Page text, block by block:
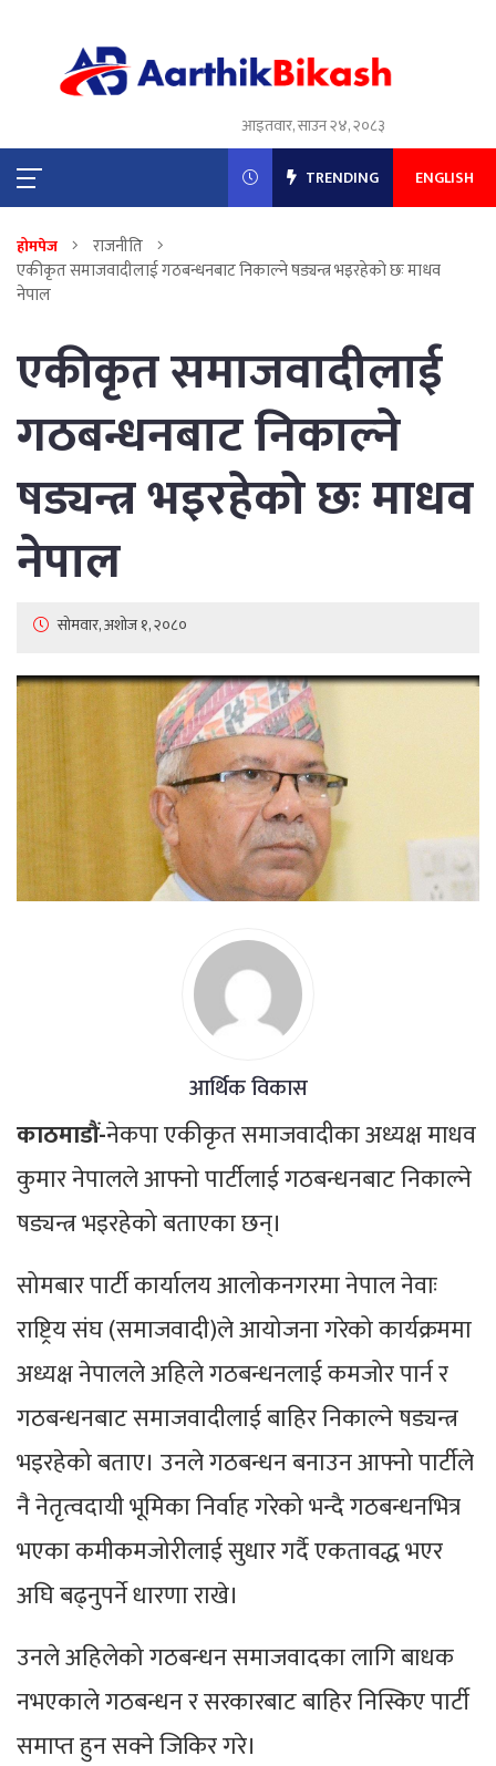
आइतवार, साउन २४, २०८३
TRENDING ENGLISH
होमपेज
राजनीति
एकीकृत समाजवादीलाई गठबन्धनबाट निकाल्ने षड्यन्त्र भइरहेको छः माधव
नेपाल
एकीकृत समाजवादीलाई
गठबन्धनबाट निकाल्ने
षड्यन्त्र भइरहेको छः माधव
नेपाल
सोमवार, अशोज १, २०८०
आर्थिक विकास
काठमाडौं-नेकपा एकीकृत समाजवादीका अध्यक्ष माधव
कुमार नेपालले आफ्नो पार्टीलाई गठबन्धनबाट निकाल्ने
षड्यन्त्र भइरहेको बताएका छन्।
सोमबार पार्टी कार्यालय आलोकनगरमा नेपाल नेवाः
राष्ट्रिय संघ (समाजवादी)ले आयोजना गरेको कार्यक्रममा
अध्यक्ष नेपालले अहिले गठबन्धनलाई कमजोर पार्न र
गठबन्धनबाट समाजवादीलाई बाहिर निकाल्ने षड्यन्त्र
भइरहेको बताए। उनले गठबन्धन बनाउन आफ्नो पार्टीले
नै नेतृत्वदायी भूमिका निर्वाह गरेको भन्दै गठबन्धनभित्र
भएका कमीकमजोरीलाई सुधार गर्दै एकतावद्ध भएर
अघि बढ्नुपर्ने धारणा राखे।
उनले अहिलेको गठबन्धन समाजवादका लागि बाधक
नभएकाले गठबन्धन र सरकारबाट बाहिर निस्किए पार्टी
समाप्त हुन सक्ने जिकिर गरे।